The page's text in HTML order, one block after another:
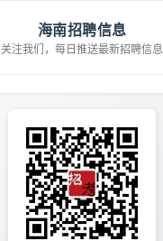
海南招聘信息
关注我们，每日推送最新招聘信息